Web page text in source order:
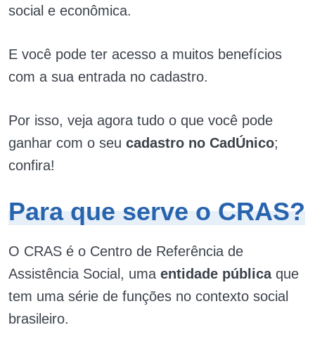
social e econômica.
E você pode ter acesso a muitos benefícios
com a sua entrada no cadastro.
Por isso, veja agora tudo o que você pode
ganhar com o seu cadastro no CadÚnico;
confira!
Para que serve o CRAS?
O CRAS é o Centro de Referência de
Assistência Social, uma entidade pública que
tem uma série de funções no contexto social
brasileiro.